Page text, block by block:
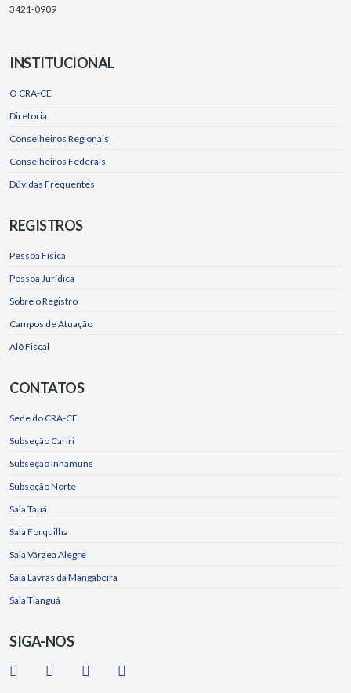
3421-0909
INSTITUCIONAL
O CRA-CE
Diretoria
Conselheiros Regionais
Conselheiros Federais
Dúvidas Frequentes
REGISTROS
Pessoa Física
Pessoa Jurídica
Sobre o Registro
Campos de Atuação
Alô Fiscal
CONTATOS
Sede do CRA-CE
Subseção Cariri
Subseção Inhamuns
Subseção Norte
Sala Tauá
Sala Forquilha
Sala Várzea Alegre
Sala Lavras da Mangabeira
Sala Tianguá
SIGA-NOS